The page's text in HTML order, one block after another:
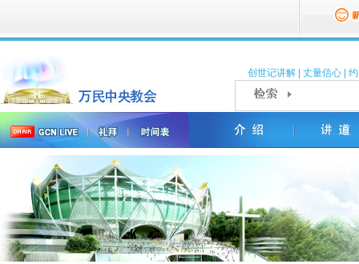
创世记讲解 丈量信心